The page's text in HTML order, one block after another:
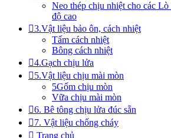
Neo thép chịu nhiệt cho các
độ cao
3.Vật liệu bảo ôn, cách nhiệt
Tấm cách nhiệt
Bông cách nhiệt
4.Gạch chịu lửa
5.Vật liệu chịu mài mòn
5Gốm chịu mòn
Vữa chịu mài mòn
6. Bê tông chịu lửa đúc sẵn
7. Vật liệu chống cháy
Trang chủ